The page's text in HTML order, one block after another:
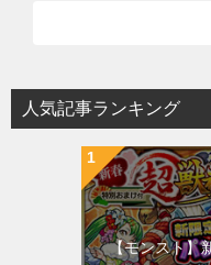
人気記事ランキング
【モンスト】